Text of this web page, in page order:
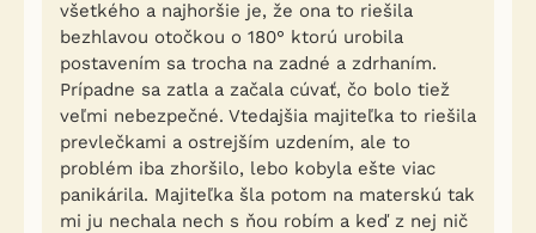
všetkého a najhoršie je, že ona to riešila
bezhlavou otočkou o 180° ktorú urobila
postavením sa trocha na zadné a zdrhaním.
Prípadne sa zatla a začala cúvať, čo bolo tiež
veľmi nebezpečné. Vtedajšia majiteľka to riešila
prevlečkami a ostrejším uzdením, ale to
problém iba zhoršilo, lebo kobyla ešte viac
panikárila. Majiteľka šla potom na materskú tak
mi ju nechala nech s ňou robím a keď z nej nič